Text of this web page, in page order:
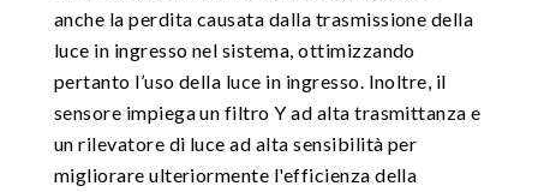
anche la perdita causata dalla trasmissione della
luce in ingresso nel sistema, ottimizzando
pertanto l’uso della luce in ingresso. Inoltre, il
sensore impiega un filtro Y ad alta trasmittanza e
un rilevatore di luce ad alta sensibilità per
migliorare ulteriormente l'efficienza della